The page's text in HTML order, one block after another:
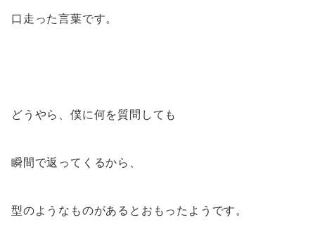
口走った言葉です。
どうやら、僕に何を質問しても
瞬間で返ってくるから、
型のようなものがあるとおもったようです。